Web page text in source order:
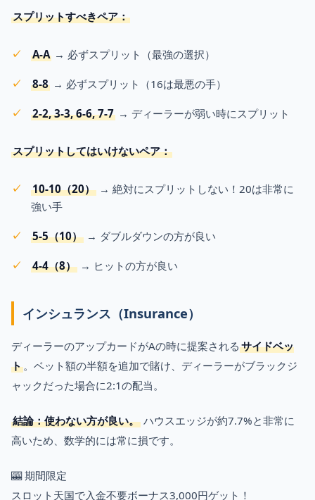
スプリットすべきペア：
A-A → 必ずスプリット（最強の選択）
8-8 → 必ずスプリット（16は最悪の手）
2-2, 3-3, 6-6, 7-7 → ディーラーが弱い時にスプリット
スプリットしてはいけないペア：
10-10（20） → 絶対にスプリットしない！20は非常に
強い手
5-5（10） → ダブルダウンの方が良い
4-4（8） → ヒットの方が良い
インシュランス（Insurance）
ディーラーのアップカードがAの時に提案される サイドベッ
ト。ベット額の半額を追加で賭け、ディーラーがブラックジ
ャックだった場合に2:1の配当。
結論：使わない方が良い。 ハウスエッジが約7.7%と非常に
高いため、数学的には常に損です。
🎰 期間限定
スロット天国で入金不要ボーナス3,000円ゲット！